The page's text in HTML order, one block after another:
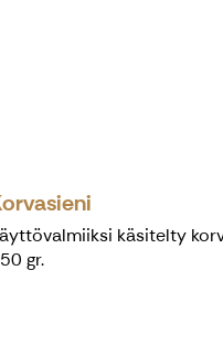
käsitelty
gr.